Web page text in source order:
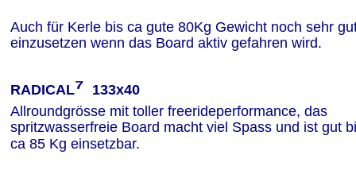
Auch für Kerle bis ca gute 80Kg Gewicht noch sehr
einzusetzen wenn das Board aktiv gefahren wird.
RADICAL⁷
  133x40
Allroundgrösse mit toller freerideperformance, das
spritzwasserfreie Board macht viel Spass und ist gut
ca 85 Kg einsetzbar.